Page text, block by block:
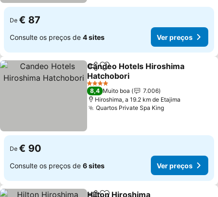
De € 87
Consulte os preços de 4 sites Ver preços
PartilharAdicionar aos favoritos
Candeo Hotels Hiroshima
Hatchobori
4 Estrelas
8,4 Muito boa
7.006
Hiroshima, a 19.2 km de Etajima
Quartos Private Spa King
De € 90
Consulte os preços de 6 sites Ver preços
Hilton Hiroshima